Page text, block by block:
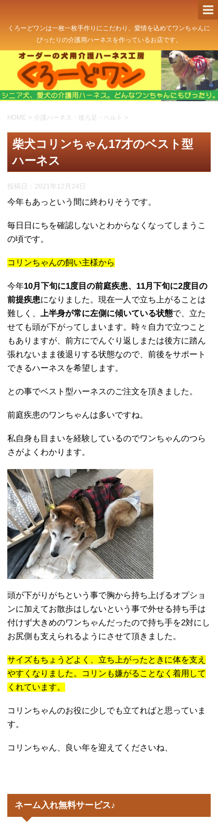
くろーどワンは一枚一枚手作りにこだわり、愛情を込めてワンちゃんに
ぴったりの介護用ハーネスを作っているお店です。
HOME > 介護ハーネス・後ろ足・ベルト >
柴犬コリンちゃん17才のベスト型
ハーネス
投稿日： 2021年12月24日
今年もあっという間に終わりそうです。
毎日日にちを確認しないとわからなくなってしまうこ
の頃です。
コリンちゃんの飼い主様から
今年10月下旬に1度目の前庭疾患、11月下旬に2度目の
前提疾患になりました。現在一人で立ち上がることは
難しく、 上半身が常に左側に傾いている状態で、立た
せても頭が下がってしまいます。時々自力で立つこと
もありますが、前方にでんぐり返しまたは後方に踏ん
張れないまま後退りする状態なので、前後をサポート
できるハーネスを希望します。
との事でベスト型ハーネスのご注文を頂きました。
前庭疾患のワンちゃんは多いですね。
私自身も目まいを経験しているのでワンちゃんのつら
さがよくわかります。
頭が下がりがちという事で胸から持ち上げるオプショ
ンに加えてお散歩はしないという事で外せる持ち手は
付けず大きめのワンちゃんだったので持ち手を2対にし
お尻側も支えられるようにさせて頂きました。
サイズもちょうどよく、立ち上がったときに体を支え
やすくなりました。コリンも嫌がることなく着用して
くれています。
コリンちゃんのお役に少しでも立てればと思っていま
す。
コリンちゃん、良い年を迎えてくださいね、
ネーム入れ無料サービス♪